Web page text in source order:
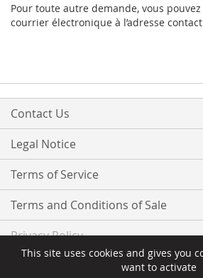
Pour toute autre demande, vous
courrier électronique à l’adresse
Contact Us
Legal Notice
Terms of Service
Terms and Conditions of Sale
Privacy Policy
This site uses cookies and gives you
want to activate